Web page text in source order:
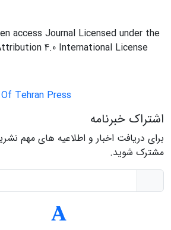
access Journal Licensed under the
4.0 International License
Tehran Press
اشتراک خبرنامه
برای دریافت اخبار و اطلاعیه های مهم
مشترک شوید.